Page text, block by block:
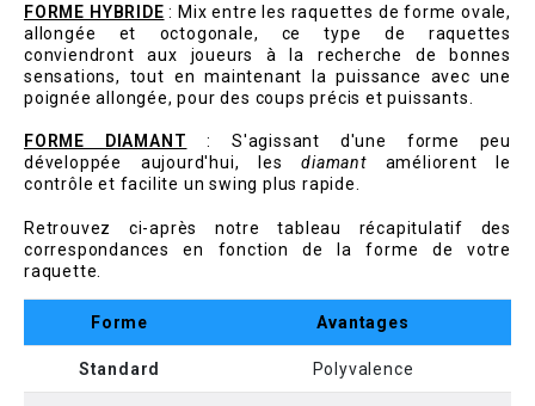
FORME HYBRIDE : Mix entre les raquettes de forme ovale,
allongée et octogonale, ce type de raquettes
conviendront aux joueurs à la recherche de bonnes
sensations, tout en maintenant la puissance avec une
poignée allongée, pour des coups précis et puissants.
FORME DIAMANT : S'agissant d'une forme peu
développée aujourd'hui, lesdiamantaméliorent le
contrôle et facilite un swing plus rapide.
Retrouvez ci-après notre tableau récapitulatif des
correspondances en fonction de la forme de votre
raquette.
Forme Avantages
Standard Polyvalence